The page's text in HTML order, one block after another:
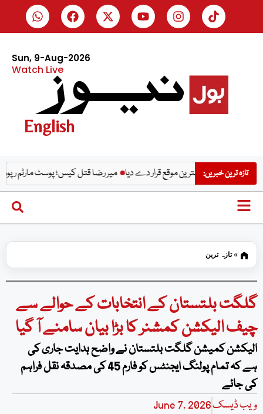
Sun, 9-Aug-2026
Watch Live
English
تازہ ترین خبریں:
کیلئے بہترین موقع قرار دے دیا میر رضا قتل کیس؛ پوسٹ مارٹم رپورٹ سامنے
»تازہ ترین
گلگت بلتستان کے انتخابات کے حوالے سے
چیف الیکشن کمشنر کا بڑا بیان سامنے آ گیا
الیکشن کمیشن گلگت بلتستان نے واضح ہدایت جاری کی
ہے کہ تمام پولنگ ایجنٹس کو فارم 45 کی مصدقہ نقل فراہم
کی جائے
ویب ڈیسکJune 7, 2026